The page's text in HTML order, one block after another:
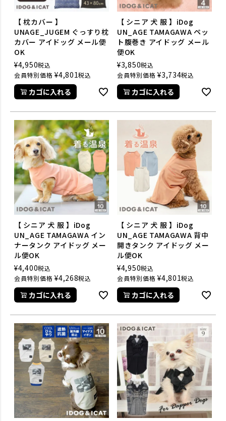
【 枕カバー 】
UNAGE_JUGEM ぐっすり枕
カバー アイドッグ メール便
OK
¥4,950税込
会員特別価格 ¥4,801税込
カゴに入れる
【 シニア 犬 服 】iDog
UN_AGE TAMAGAWA ペッ
ト腹巻き アイドッグ メール
便OK
¥3,850税込
会員特別価格 ¥3,734税込
カゴに入れる
【 シニア 犬 服 】iDog
UN_AGE TAMAGAWA イン
ナータンク アイドッグ メー
ル便OK
¥4,400税込
会員特別価格 ¥4,268税込
カゴに入れる
【 シニア 犬 服 】iDog
UN_AGE TAMAGAWA 背中
開きタンク アイドッグ メー
ル便OK
¥4,950税込
会員特別価格 ¥4,801税込
カゴに入れる